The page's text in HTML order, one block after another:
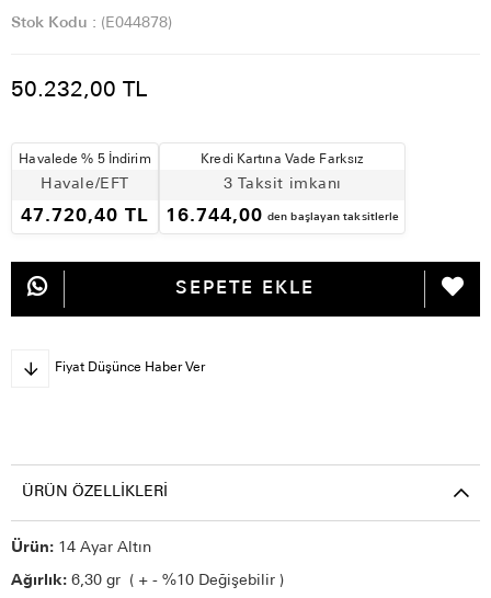
Stok Kodu (E044878)
50.232,00 TL
Havalede % 5 İndirim
Havale/EFT
47.720,40 TL
Kredi Kartına Vade Farksız
3 Taksit imkanı
16.744,00 den başlayan taksitlerle
Fiyat Düşünce Haber Ver
ÜRÜN ÖZELLIKLERI
Ürün: 14 Ayar Altın
Ağırlık: 6,30 gr ( + - %10 Değişebilir )